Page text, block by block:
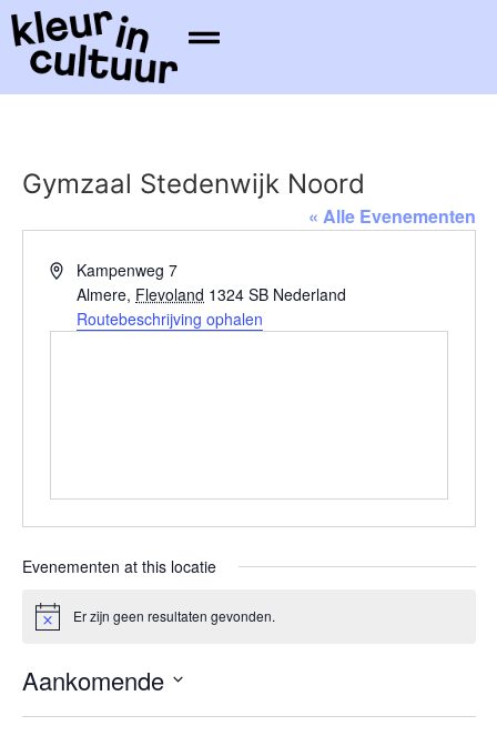
Gymzaal Stedenwijk Noord
« Alle Evenementen
AdresKampenweg 7
Almere, Flevoland 1324 SB Nederland
Routebeschrijving ophalen
Evenementen at this locatie
BerichtEr zijn geen resultaten gevonden.
Aankomende
een